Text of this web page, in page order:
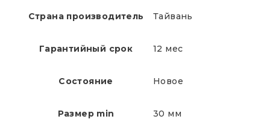
Страна производитель Тайвань
Гарантийный срок 12 мес
Состояние Новое
Размер min 30 мм